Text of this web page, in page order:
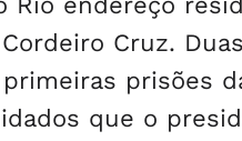
Cruz.
prisões
que o